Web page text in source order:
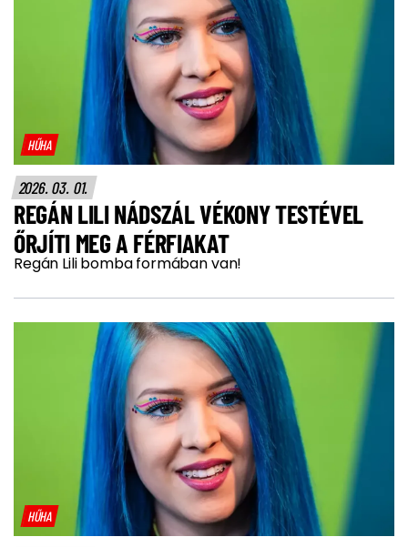
HŰHA
2026. 03. 01.
REGÁN LILI NÁDSZÁL VÉKONY TESTÉVEL
ŐRJÍTI MEG A FÉRFIAKAT
Regán Lili bomba formában van!
HŰHA